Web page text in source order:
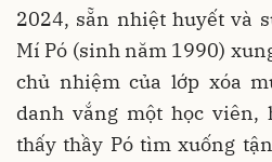
2024, sẵn nhiệt huyết và
Mí Pó (sinh năm 1990)
chủ nhiệm của lớp xóa
danh vắng một học viên,
thấy thầy Pó tìm xuống